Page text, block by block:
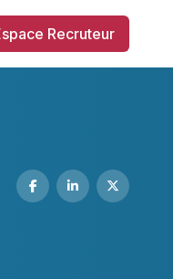
Recruteur